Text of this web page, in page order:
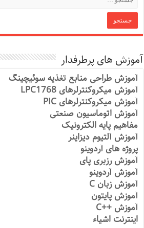
آموزش های پرطرفدار
آموزش طراحی منابع تغذیه سوئیچینگ
آموزش میکروکنترلرهای LPC1768
آموزش میکروکنترلرهای PIC
آموزش اتوماسیون صنعتی
مفاهیم پایه الکترونیک
آموزش آلتیوم دیزاینر
پروژه های آردوینو
آموزش رزبری پای
آموزش آردوینو
آموزش زبان C
آموزش پایتون
آموزش ++C
اینترنت اشیاء